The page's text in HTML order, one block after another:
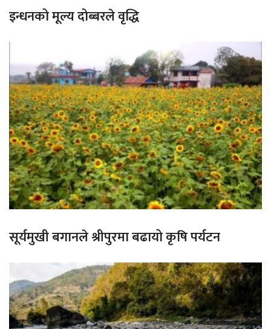
इन्धनको मूल्य दोब्बरले वृद्धि
सूर्यमुखी बगानले श्रीपुरमा बढायो कृषि पर्यटन